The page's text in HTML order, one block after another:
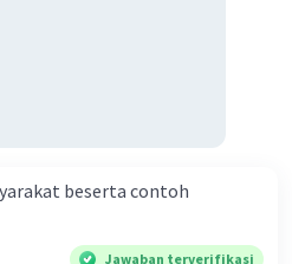
beserta contoh
Jawaban terverifikasi